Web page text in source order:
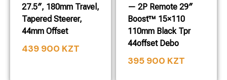
27.5″, 180mm Travel,
Tapered Steerer,
44mm Offset
439 900 KZT
— 2P Remote 29″
Boost™ 15×110
110mm Black Tpr
44offset Debo
395 900 KZT